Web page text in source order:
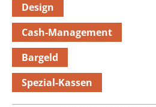
Design
Cash-Management
Bargeld
Spezial-Kassen